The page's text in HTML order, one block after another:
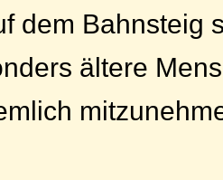
dem Bahnsteig
ältere